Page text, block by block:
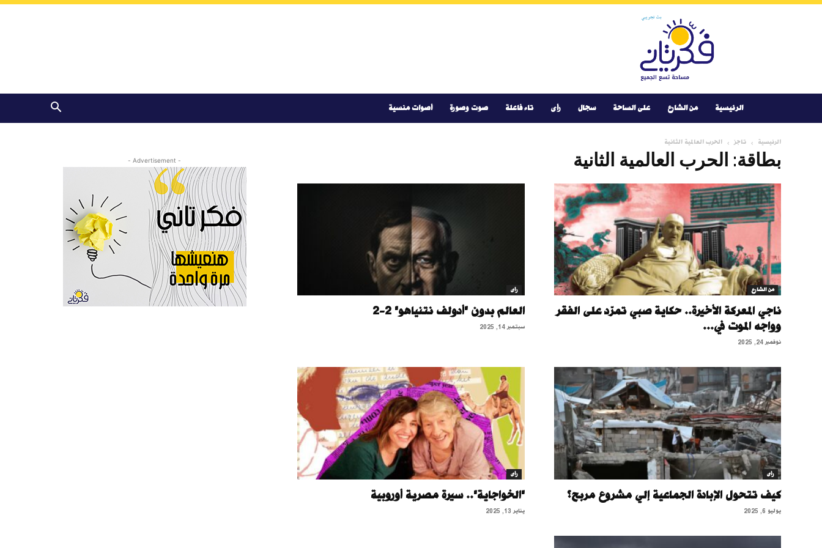
الرئيسية من الشارع على الساحة سجال رأى تاء فاعلة صوت وصورة أصوات منسية
الرئيسية تاجز الحرب العالمية الثانية
بطاقة: الحرب العالمية الثانية
من الشارع
ناجي المعركة الأخيرة.. حكاية صبي تمرّد على الفقر
وواجه الموت في...
نوفمبر 24, 2025
رأى
العالم بدون "أدولف نتنياهو" 2-2
سبتمبر 14, 2025
رأى
كيف تتحول الإبادة الجماعية إلي مشروع مربح؟
يوليو 6, 2025
رأى
"الخواجاية".. سيرة مصرية أوروبية
يناير 13, 2025
- Advertisement -